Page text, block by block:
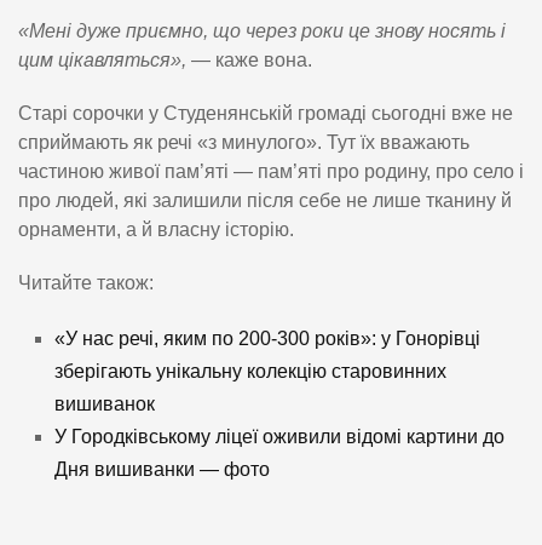
«Мені дуже приємно, що через роки це знову носять і
цим цікавляться», — каже вона.
Старі сорочки у Студенянській громаді сьогодні вже не
сприймають як речі «з минулого». Тут їх вважають
частиною живої пам’яті — пам’яті про родину, про село і
про людей, які залишили після себе не лише тканину й
орнаменти, а й власну історію.
Читайте також:
«У нас речі, яким по 200-300 років»: у Гонорівці
зберігають унікальну колекцію старовинних
вишиванок
У Городківському ліцеї оживили відомі картини до
Дня вишиванки — фото